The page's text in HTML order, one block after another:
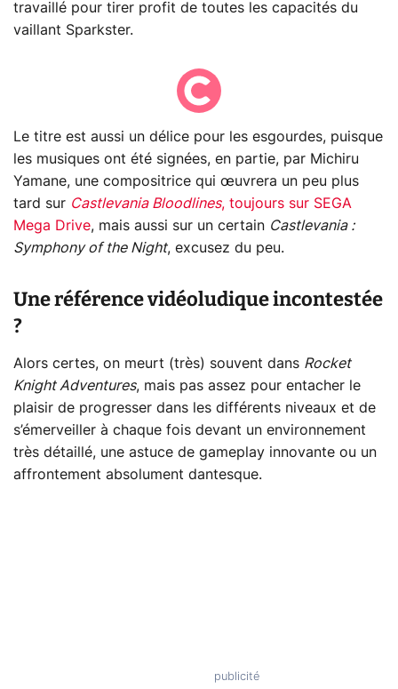
travaillé pour tirer profit de toutes les capacités du
vaillant Sparkster.
Le titre est aussi un délice pour les esgourdes, puisque
les musiques ont été signées, en partie, par Michiru
Yamane, une compositrice qui œuvrera un peu plus
tard sur Castlevania Bloodlines, toujours sur SEGA
Mega Drive, mais aussi sur un certain Castlevania :
Symphony of the Night, excusez du peu.
Une référence vidéoludique incontestée
?
Alors certes, on meurt (très) souvent dans Rocket
Knight Adventures, mais pas assez pour entacher le
plaisir de progresser dans les différents niveaux et de
s’émerveiller à chaque fois devant un environnement
très détaillé, une astuce de gameplay innovante ou un
affrontement absolument dantesque.